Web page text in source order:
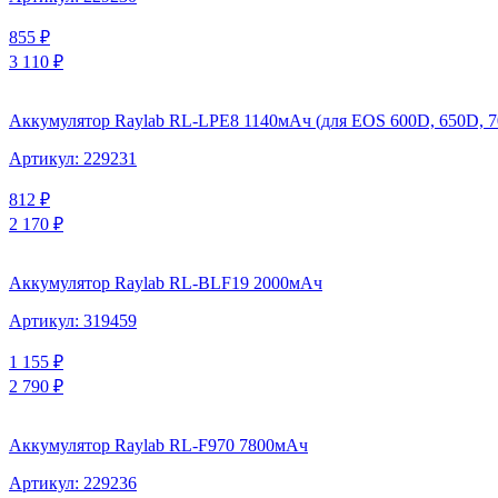
855 ₽
3 110 ₽
Аккумулятор Raylab RL-LPE8 1140мАч (для EOS 600D, 650D,
Артикул: 229231
812 ₽
2 170 ₽
Аккумулятор Raylab RL-BLF19 2000мАч
Артикул: 319459
1 155 ₽
2 790 ₽
Аккумулятор Raylab RL-F970 7800мАч
Артикул: 229236